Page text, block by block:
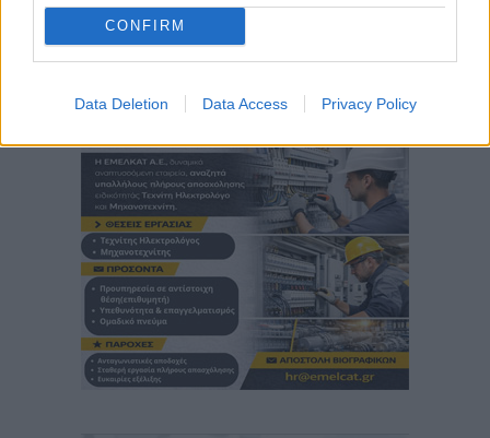
CONFIRM
Data Deletion Data Access Privacy Policy